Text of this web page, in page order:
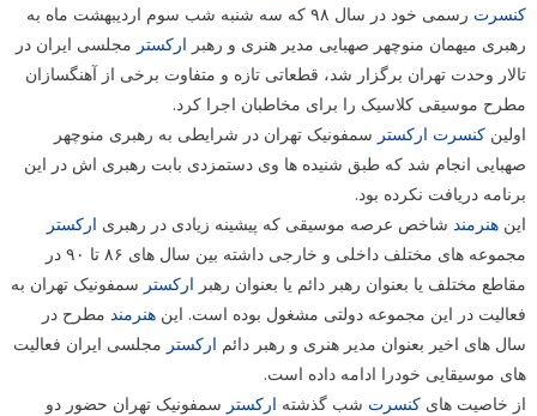
کنسرت
رسمی خود در سال ۹۸ که سه شنبه شب سوم اردیبهشت ماه به
رهبری میهمان منوچهر صهبایی مدیر هنری و رهبر ارکستر مجلسی ایران در
تالار وحدت تهران برگزار شد، قطعاتی تازه و متفاوت برخی از آهنگسازان
مطرح موسیقی کلاسیک را برای مخاطبان اجرا کرد.
اولین کنسرت ارکستر سمفونیک تهران در شرایطی به رهبری منوچهر
صهبایی انجام شد که طبق شنیده ها وی دستمزدی بابت رهبری اش در این
برنامه دریافت نکرده بود.
این هنرمندشاخص عرصه موسیقی که پیشینه زیادی در رهبری ارکستر
مجموعه های مختلف داخلی و خارجی داشته بین سال های ۸۶ تا ۹۰ در
مقاطع مختلف یا بعنوان رهبر دائم یا بعنوان رهبر ارکستر سمفونیک تهران به
فعالیت در این مجموعه دولتی مشغول بوده است. این هنرمندمطرح در
سال های اخیر بعنوان مدیر هنری و رهبر دائم ارکستر مجلسی ایران فعالیت
های موسیقایی خودرا ادامه داده است.
از خاصیت های کنسرت شب گذشته ارکستر سمفونیک تهران حضور دو